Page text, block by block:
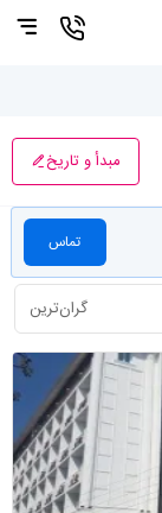
مبدأ و تاریخ
تماس
گران‌ترین